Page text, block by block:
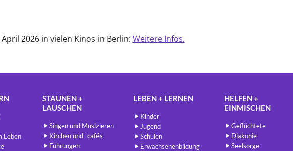
April 2026 in vielen Kinos in Berlin: Weitere Infos.
Leben
STAUNEN +
LAUSCHEN
Singen und Musizieren
Kirchen und -cafés
Führungen
LEBEN + LERNEN
Kinder
Jugend
Schulen
Erwachsenenbildung
HELFEN +
EINMISCHEN
Geflüchtete
Diakonie
Seelsorge